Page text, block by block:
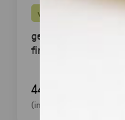
vegetarisch
gegrillter Halloumi
fingerfood
44,90 €
(inkl. MwSt.)